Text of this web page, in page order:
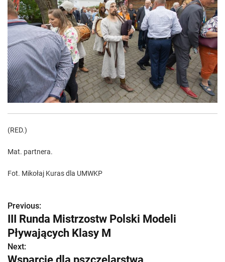
(RED.)
Mat. partnera.
Fot. Mikołaj Kuras dla UMWKP
Z
o
b
Previous:
III Runda Mistrzostw Polski Modeli
Pływających Klasy M
Next: